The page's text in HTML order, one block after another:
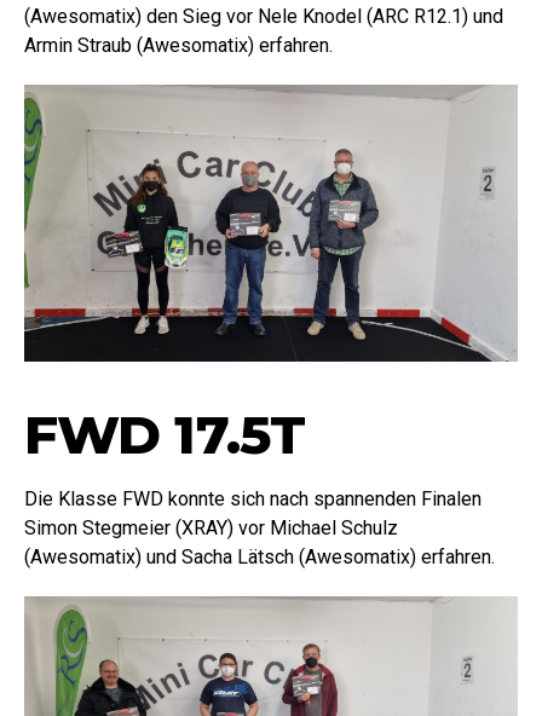
(Awesomatix) den Sieg vor Nele Knodel (ARC R12.1) und
Armin Straub (Awesomatix) erfahren.
FWD 17.5T
Die Klasse FWD konnte sich nach spannenden Finalen
Simon Stegmeier (XRAY) vor Michael Schulz
(Awesomatix) und Sacha Lätsch (Awesomatix) erfahren.